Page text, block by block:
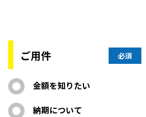
ご用件 必須
金額を知りたい
納期について